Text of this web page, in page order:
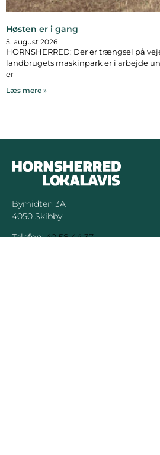
Høsten er i gang
5. august 2026
HORNSHERRED: Der er trængsel på
landbrugets maskinpark er i arbejde
er
Læs mere »
Bymidten 3A
4050 Skibby
Telefon:40 58 44 37